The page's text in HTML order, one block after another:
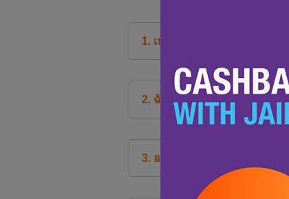
1. เหตุใด จึงไม่ติดตามรายการ
2. ฉันจะแน่ใจได้อย่างไรว่าฉัน
3. อะไรคือ คุกกี้และคุกกี้ทำงาน